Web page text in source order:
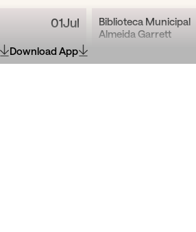
01Jul
Biblioteca Municipal
Almeida Garrett
Download App